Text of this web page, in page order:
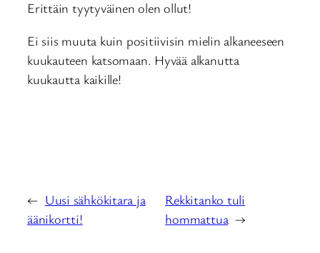
Erittäin tyytyväinen olen ollut!
Ei siis muuta kuin positiivisin mielin alkaneeseen
kuukauteen katsomaan. Hyvää alkanutta
kuukautta kaikille!
← Uusi sähkökitara ja
äänikortti!
Rekkitanko tuli
hommattua →